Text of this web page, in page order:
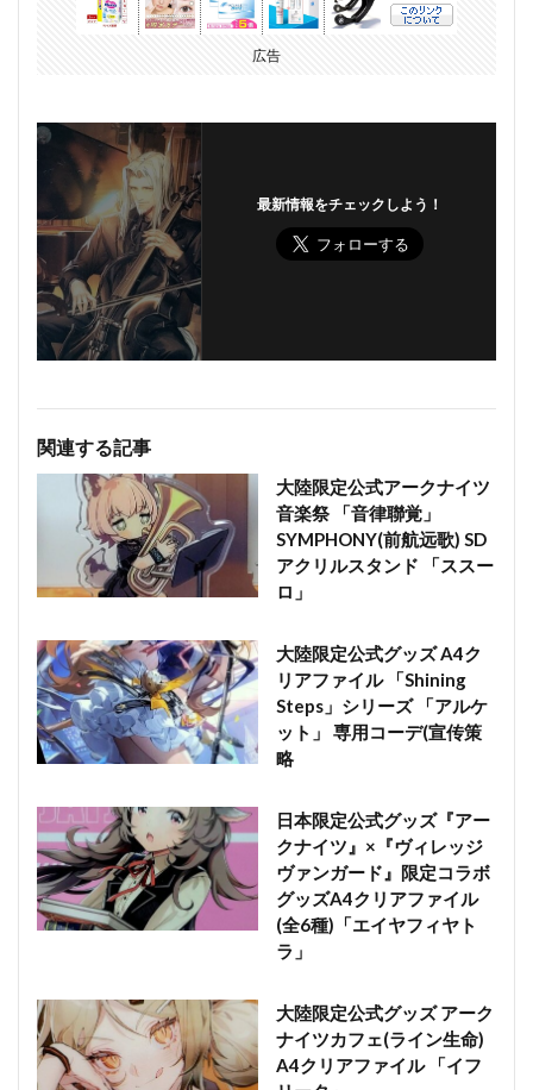
広告
最新情報をチェックしよう！
関連する記事
大陸限定公式アークナイツ
音楽祭 「音律聯覚」
SYMPHONY(前航远歌) SD
アクリルスタンド 「ススー
ロ」
大陸限定公式グッズ A4ク
リアファイル 「Shining
Steps」シリーズ 「アルケ
ット」 専用コーデ(宣传策
略
日本限定公式グッズ『アー
クナイツ』×『ヴィレッジ
ヴァンガード』限定コラボ
グッズA4クリアファイル
(全6種)「エイヤフィヤト
ラ」
大陸限定公式グッズ アーク
ナイツカフェ(ライン生命)
A4クリアファイル 「イフ